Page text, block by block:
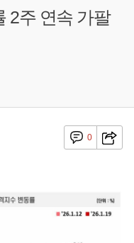
2주 연속 가팔
0